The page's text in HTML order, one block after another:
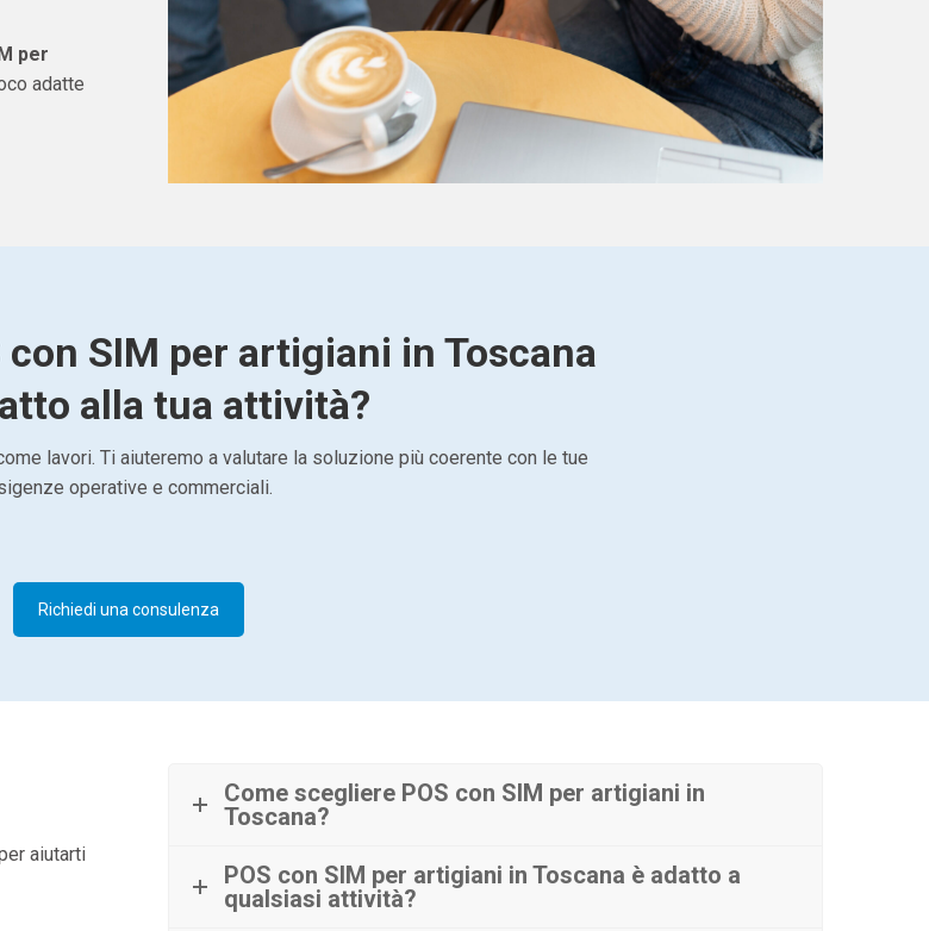
per
adatte
SIM per artigiani in Toscana
alla tua attività?
lavori. Ti aiuteremo a valutare la soluzione più coerente con le tue
operative e commerciali.
Richiedi una consulenza
aiutarti
Come scegliere POS con SIM per artigiani in
Toscana?
POS con SIM per artigiani in Toscana è adatto a
qualsiasi attività?